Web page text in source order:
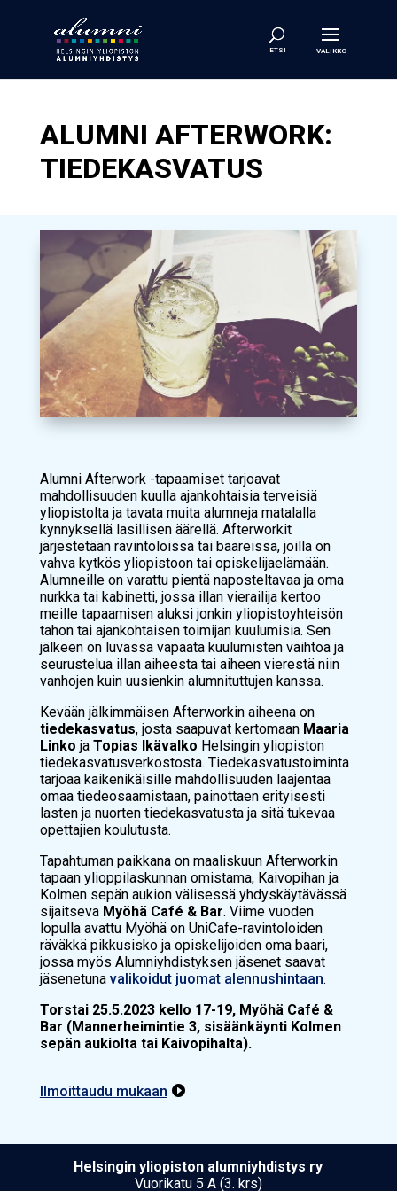
ALUMNI AFTERWORK:
TIEDEKASVATUS
Alumni Afterwork -tapaamiset tarjoavat
mahdollisuuden kuulla ajankohtaisia terveisiä
yliopistolta ja tavata muita alumneja matalalla
kynnyksellä lasillisen äärellä. Afterworkit
järjestetään ravintoloissa tai baareissa, joilla on
vahva kytkös yliopistoon tai opiskelijaelämään.
Alumneille on varattu pientä naposteltavaa ja oma
nurkka tai kabinetti, jossa illan vierailija kertoo
meille tapaamisen aluksi jonkin yliopistoyhteisön
tahon tai ajankohtaisen toimijan kuulumisia. Sen
jälkeen on luvassa vapaata kuulumisten vaihtoa ja
seurustelua illan aiheesta tai aiheen vierestä niin
vanhojen kuin uusienkin alumnituttujen kanssa.
Kevään jälkimmäisen Afterworkin aiheena on
tiedekasvatus, josta saapuvat kertomaan Maaria
Linko ja Topias Ikävalko Helsingin yliopiston
tiedekasvatusverkostosta. Tiedekasvatustoiminta
tarjoaa kaikenikäisille mahdollisuuden laajentaa
omaa tiedeosaamistaan, painottaen erityisesti
lasten ja nuorten tiedekasvatusta ja sitä tukevaa
opettajien koulutusta.
Tapahtuman paikkana on maaliskuun Afterworkin
tapaan ylioppilaskunnan omistama, Kaivopihan ja
Kolmen sepän aukion välisessä yhdyskäytävässä
sijaitseva Myöhä Café & Bar. Viime vuoden
lopulla avattu Myöhä on UniCafe-ravintoloiden
räväkkä pikkusisko ja opiskelijoiden oma baari,
jossa myös Alumniyhdistyksen jäsenet saavat
jäsenetuna valikoidut juomat alennushintaan.
Torstai 25.5.2023 kello 17-19, Myöhä Café &
Bar (Mannerheimintie 3, sisäänkäynti Kolmen
sepän aukiolta tai Kaivopihalta).
Ilmoittaudu mukaan 
Hel­sin­gin yli­opis­ton alumniyhdistys ry
Vuorikatu 5 A (3. krs)